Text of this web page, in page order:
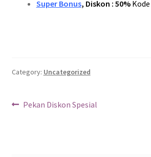
Super Bonus, Diskon : 50%
Category: Uncategorized
Post
Previous
Pekan Diskon Spesial